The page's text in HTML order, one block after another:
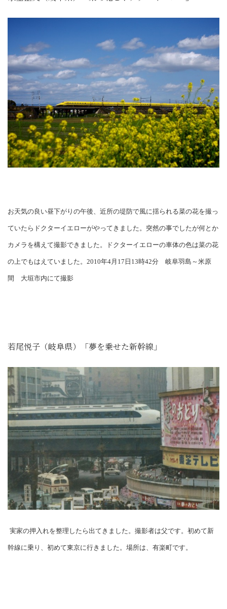
お天気の良い昼下がりの午後、近所の堤防で風に揺られる菜の花を撮っ
ていたらドクターイエローがやってきました。突然の事でしたが何とか
カメラを構えて撮影できました。ドクターイエローの車体の色は菜の花
の上でもはえていました。2010年4月17日13時42分 岐阜羽島～米原
間 大垣市内にて撮影
若尾悦子（岐阜県）「夢を乗せた新幹線」
実家の押入れを整理したら出てきました。撮影者は父です。初めて新
幹線に乗り、初めて東京に行きました。場所は、有楽町です。